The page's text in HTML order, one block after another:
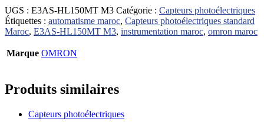
UGS : E3AS-HL150MT M3 Catégorie : Capteurs photoélectriques
Étiquettes : automatisme maroc, Capteurs photoélectriques standard
Maroc, E3AS-HL150MT M3, instrumentation maroc, omron maroc
Marque OMRON
Produits similaires
Capteurs photoélectriques